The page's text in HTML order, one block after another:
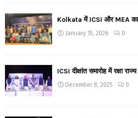
Kolkata में ICSI और MEA का
January 15, 2026 0
ICSI दीक्षांत समारोह में रक्षा
December 8, 2025 0